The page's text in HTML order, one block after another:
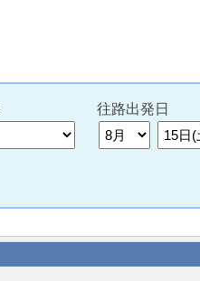
往路出発日